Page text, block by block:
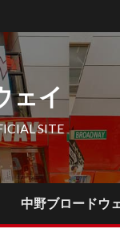
ェイ
SITE
中野ブロードウ